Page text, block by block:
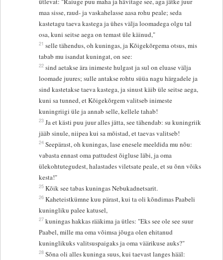
maa sisse, raud- ja vaskahelasse aasa rohu peale; seda
kastetagu taeva kastega ja ühes välja loomadega olgu tal
osa, kuni seitse aega on temast üle käinud,"
21 selle tähendus, oh kuningas, ja Kõigekõrgema otsus, mis
tabab mu isandat kuningat, on see:
22 sind aetakse ära inimeste hulgast ja sul on eluase välja
loomade juures; sulle antakse rohtu süüa nagu härgadele ja
sind kastetakse taeva kastega, ja sinust käib üle seitse aega,
kuni sa tunned, et Kõigekõrgem valitseb inimeste
kuningriigi üle ja annab selle, kellele tahab!
23 Ja et kästi puu juur alles jätta, see tähendab: su kuningriik
jääb sinule, niipea kui sa mõistad, et taevas valitseb!
24 Seepärast, oh kuningas, lase enesele meeldida mu nõu:
vabasta ennast oma pattudest õigluse läbi, ja oma
ülekohtutegudest, halastades viletsate peale, et su õnn võiks
kesta!"
25 Kõik see tabas kuningas Nebukadnetsarit.
26 Kaheteistkümne kuu pärast, kui ta oli kõndimas Paabeli
kuningliku palee katusel,
27 kuningas hakkas rääkima ja ütles: "Eks see ole see suur
Paabel, mille ma oma võimsa jõuga olen ehitanud
kuninglikuks valitsuspaigaks ja oma väärikuse auks?"
28 Sõna oli alles kuninga suus, kui taevast langes hääl: